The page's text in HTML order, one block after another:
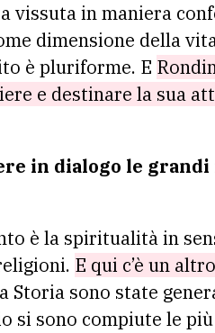
vissuta in maniera
dimensione della
è pluriforme. E
e destinare la sua
in dialogo le
è la spiritualità in
E qui c’è un
Storia sono state
si sono compiute le